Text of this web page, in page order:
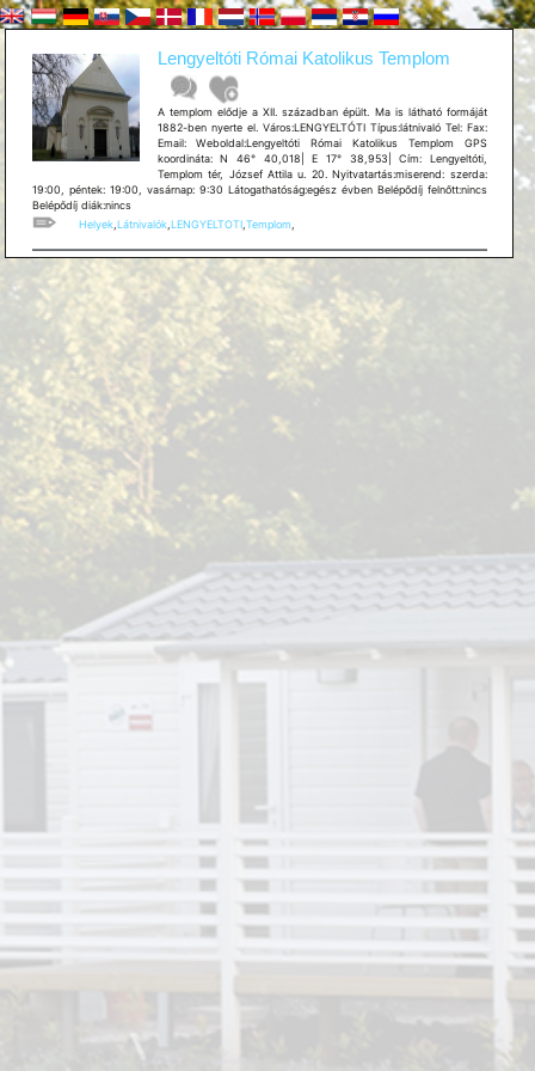
Lengyeltóti Római Katolikus Templom
A templom elődje a XII. században épült. Ma is látható formáját
1882-ben nyerte el. Város:LENGYELTÓTI Típus:látnivaló Tel: Fax:
Email: Weboldal:Lengyeltóti Római Katolikus Templom GPS
koordináta: N 46° 40,018| E 17° 38,953| Cím: Lengyeltóti,
Templom tér, József Attila u. 20. Nyitvatartás:miserend: szerda:
19:00, péntek: 19:00, vasárnap: 9:30 Látogathatóság:egész évben Belépődíj felnőtt:nincs
Belépődíj diák:nincs
Helyek,Látnivalók,LENGYELTOTI,Templom,